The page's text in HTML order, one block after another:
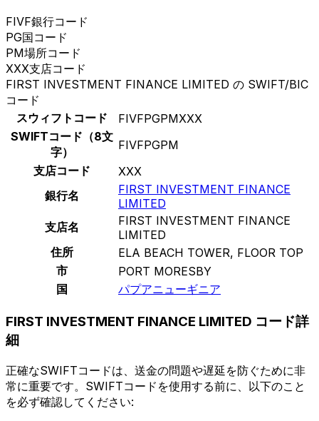
FIVF銀行コード
PG国コード
PM場所コード
XXX支店コード
FIRST INVESTMENT FINANCE LIMITED の SWIFT/BIC
コード
スウィフトコード
FIVFPGPMXXX
SWIFTコード（8文
字）
FIVFPGPM
支店コード
XXX
銀行名
FIRST INVESTMENT FINANCE
LIMITED
支店名
FIRST INVESTMENT FINANCE
LIMITED
住所
ELA BEACH TOWER, FLOOR TOP
市
PORT MORESBY
国
パプアニューギニア
FIRST INVESTMENT FINANCE LIMITED コード詳
細
正確なSWIFTコードは、送金の問題や遅延を防ぐために非
常に重要です。SWIFTコードを使用する前に、以下のこと
を必ず確認してください: